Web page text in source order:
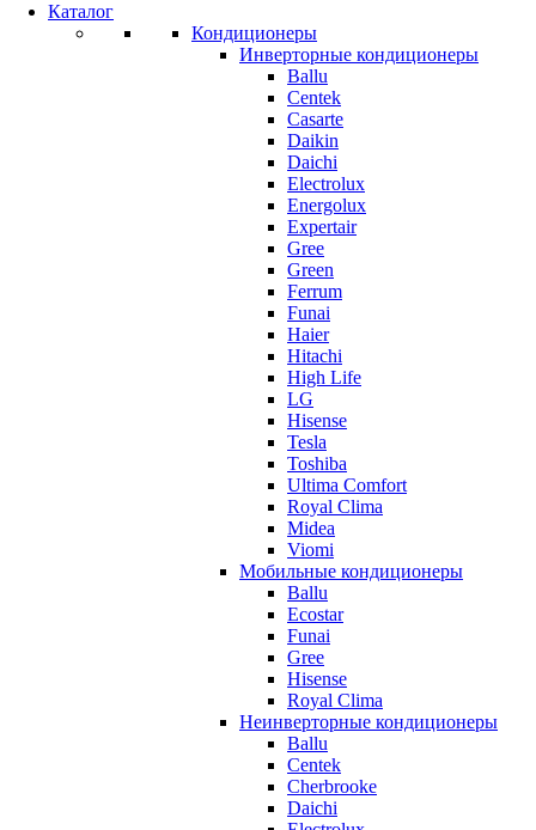
Каталог
Кондиционеры
Инверторные кондиционеры
Ballu
Centek
Casarte
Daikin
Daichi
Electrolux
Energolux
Expertair
Gree
Green
Ferrum
Funai
Haier
Hitachi
High Life
LG
Hisense
Tesla
Toshiba
Ultima Comfort
Royal Clima
Midea
Viomi
Мобильные кондиционеры
Ballu
Ecostar
Funai
Gree
Hisense
Royal Clima
Неинверторные кондиционеры
Ballu
Centek
Cherbrooke
Daichi